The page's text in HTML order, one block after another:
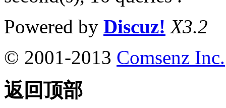
Powered by Discuz! X3.2
© 2001-2013 Comsenz Inc.
返回顶部